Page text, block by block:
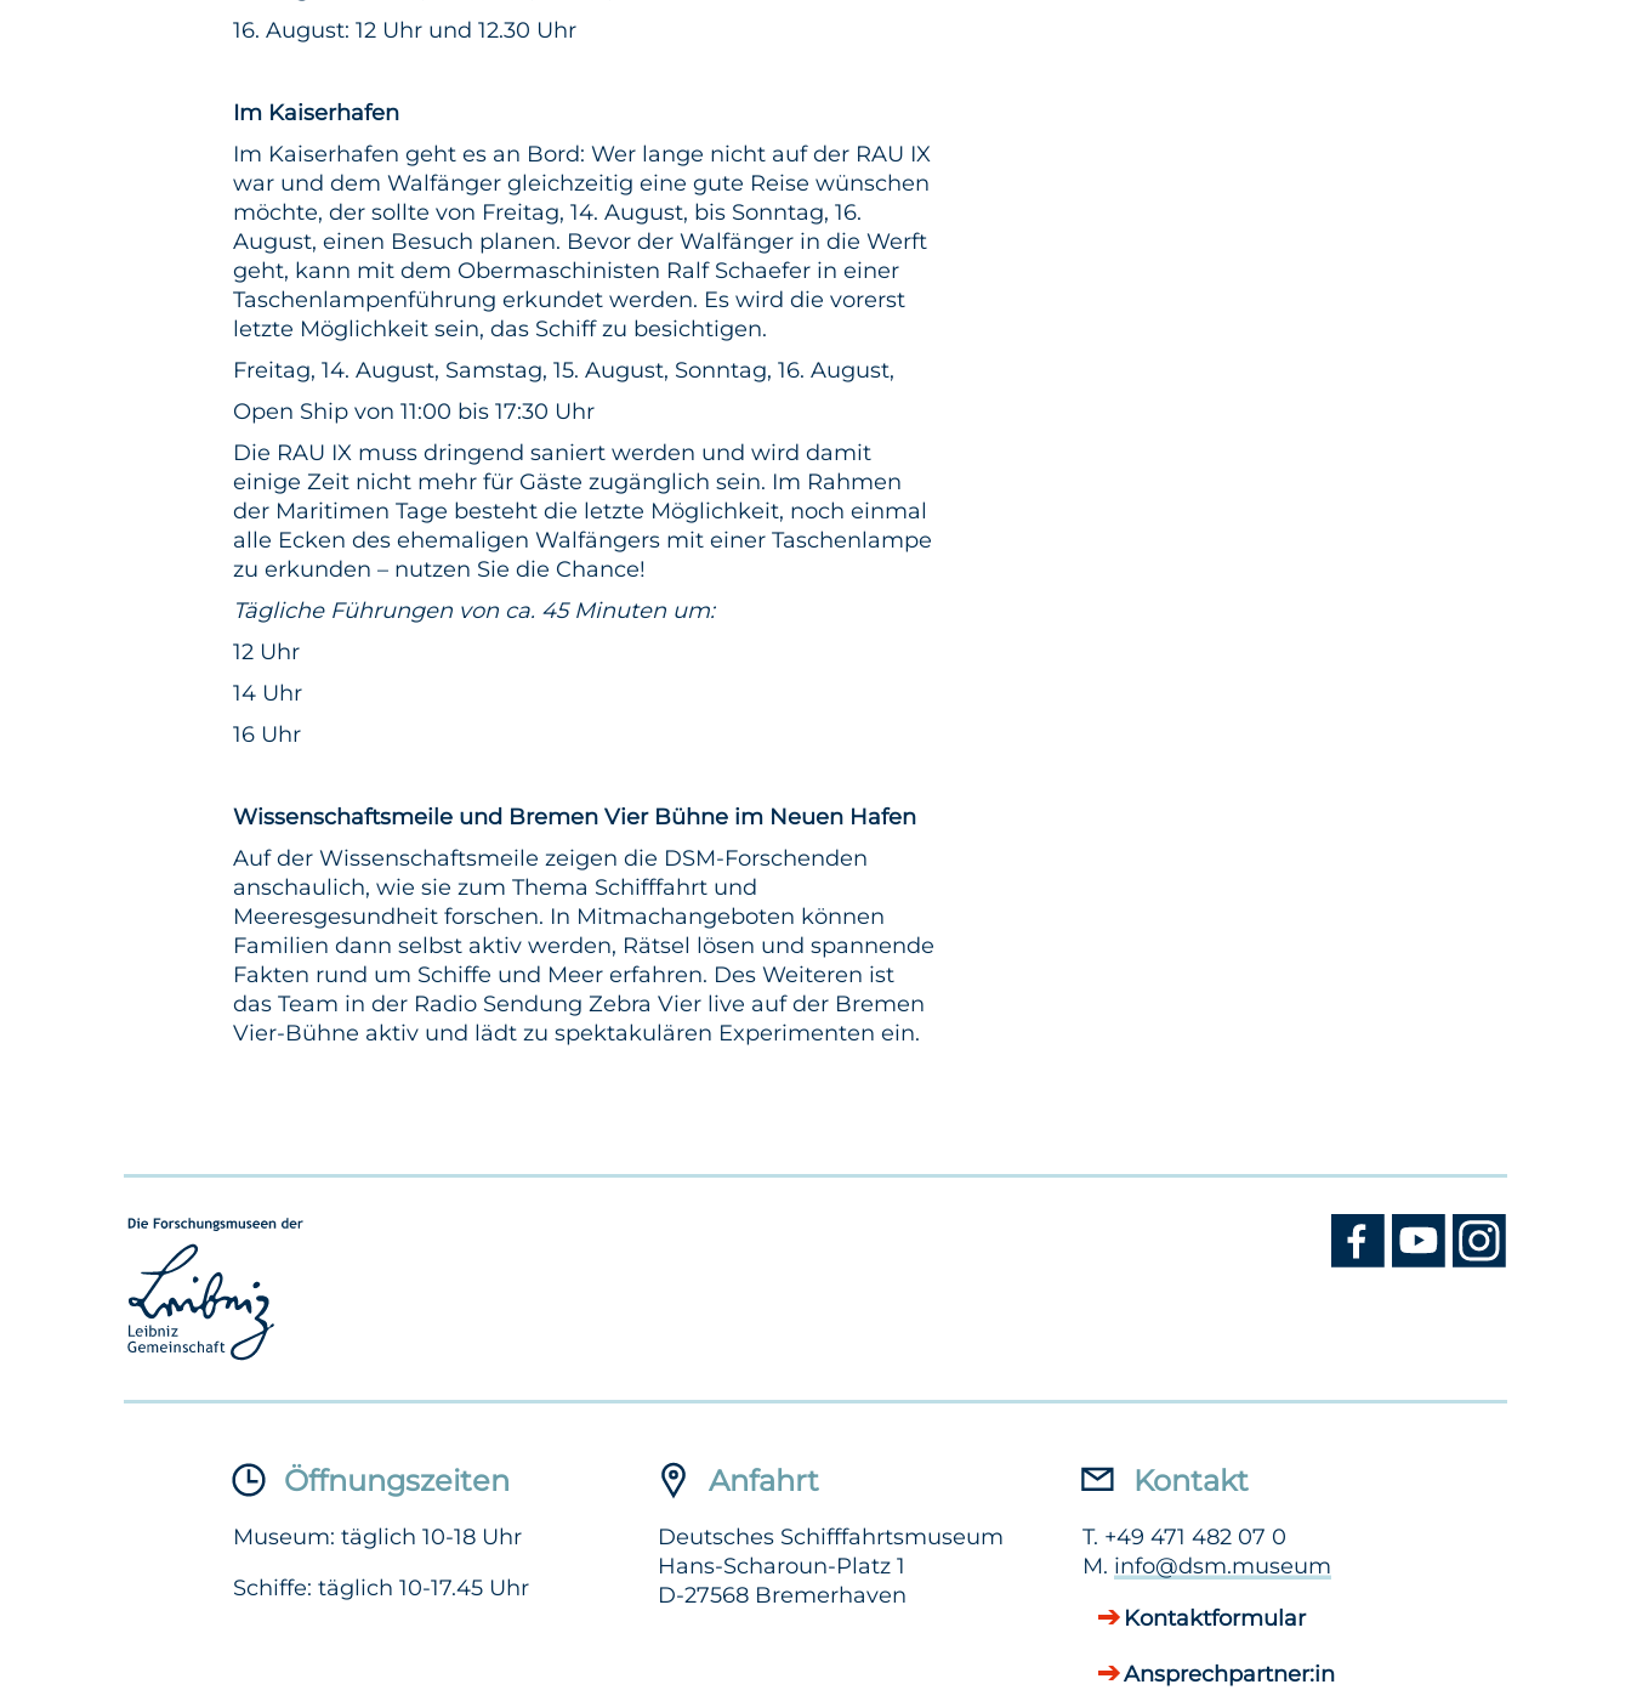
16. August: 12 Uhr und 12.30 Uhr
Im Kaiserhafen
Im Kaiserhafen geht es an Bord: Wer lange nicht auf der RAU IX
war und dem Walfänger gleichzeitig eine gute Reise wünschen
möchte, der sollte von Freitag, 14. August, bis Sonntag, 16.
August, einen Besuch planen. Bevor der Walfänger in die Werft
geht, kann mit dem Obermaschinisten Ralf Schaefer in einer
Taschenlampenführung erkundet werden. Es wird die vorerst
letzte Möglichkeit sein, das Schiff zu besichtigen.
Freitag, 14. August, Samstag, 15. August, Sonntag, 16. August,
Open Ship von 11:00 bis 17:30 Uhr
Die RAU IX muss dringend saniert werden und wird damit
einige Zeit nicht mehr für Gäste zugänglich sein. Im Rahmen
der Maritimen Tage besteht die letzte Möglichkeit, noch einmal
alle Ecken des ehemaligen Walfängers mit einer Taschenlampe
zu erkunden – nutzen Sie die Chance!
Tägliche Führungen von ca. 45 Minuten um:
12 Uhr
14 Uhr
16 Uhr
Wissenschaftsmeile und Bremen Vier Bühne im Neuen Hafen
Auf der Wissenschaftsmeile zeigen die DSM-Forschenden
anschaulich, wie sie zum Thema Schifffahrt und
Meeresgesundheit forschen. In Mitmachangeboten können
Familien dann selbst aktiv werden, Rätsel lösen und spannende
Fakten rund um Schiffe und Meer erfahren. Des Weiteren ist
das Team in der Radio Sendung Zebra Vier live auf der Bremen
Vier-Bühne aktiv und lädt zu spektakulären Experimenten ein.
Öffnungszeiten
Museum: täglich 10-18 Uhr
Schiffe: täglich 10-17.45 Uhr
Anfahrt
Deutsches Schifffahrtsmuseum
Hans-Scharoun-Platz 1
D-27568 Bremerhaven
Kontakt
T. +49 471 482 07 0
M. info@dsm.museum
Kontaktformular
Ansprechpartner:in